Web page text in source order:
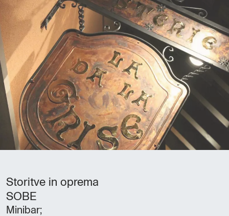
Storitve in oprema
SOBE
Minibar;